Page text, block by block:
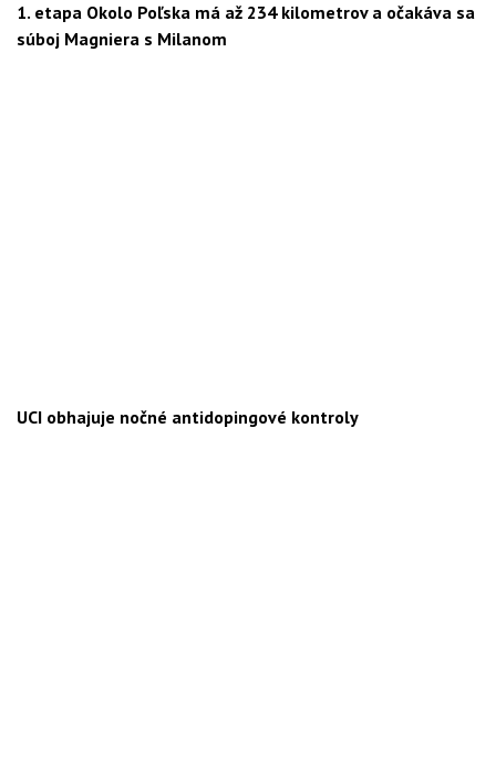
1. etapa Okolo Poľska má až 234 kilometrov a očakáva sa
súboj Magniera s Milanom
UCI obhajuje nočné antidopingové kontroly